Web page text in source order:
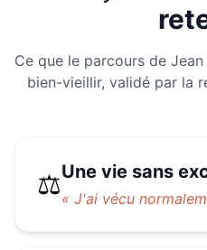
Ce que le parcours de
bien-vieillir, validé par la
⚖️Une vie sans
« J'ai vécu